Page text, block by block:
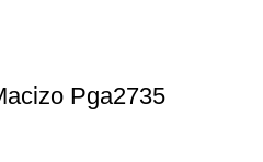
Pga2735